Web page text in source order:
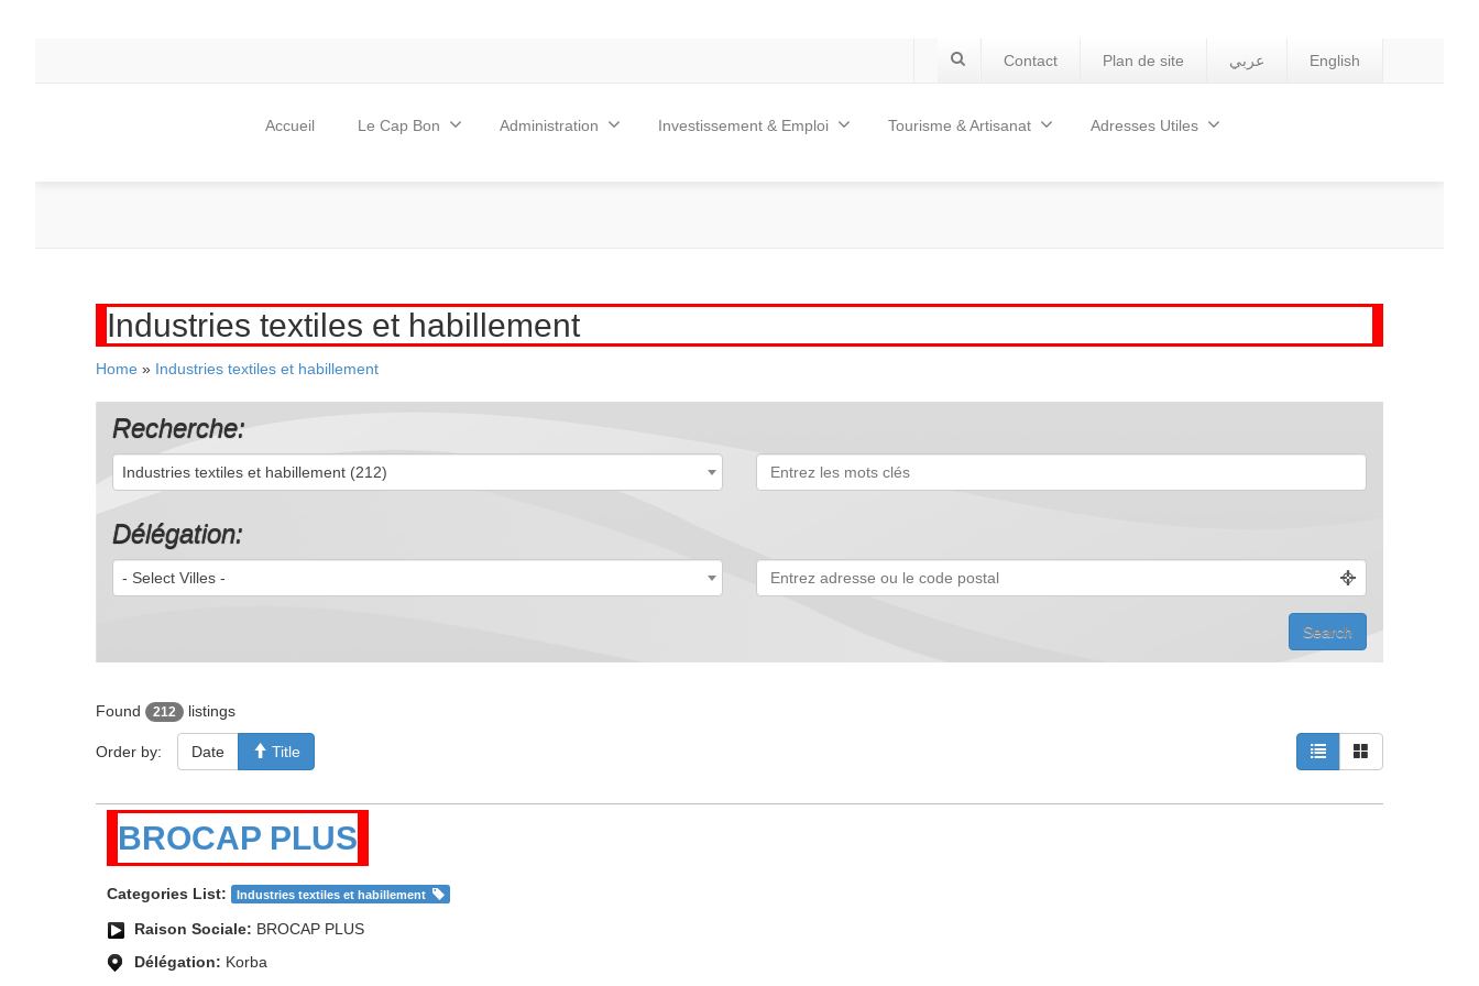
Contact Plan de site عربي English
Accueil Le Cap Bon Administration Investissement & Emploi Tourisme & Artisanat Adresses Utiles
Industries textiles et habillement
Home » Industries textiles et habillement
Recherche:
Industries textiles et habillement (212)
Délégation:
- Select Villes -
Found 212 listings
Order by: Date Title
BROCAP PLUS
Categories List: Industries textiles et habillement
Raison Sociale: BROCAP PLUS
Délégation: Korba